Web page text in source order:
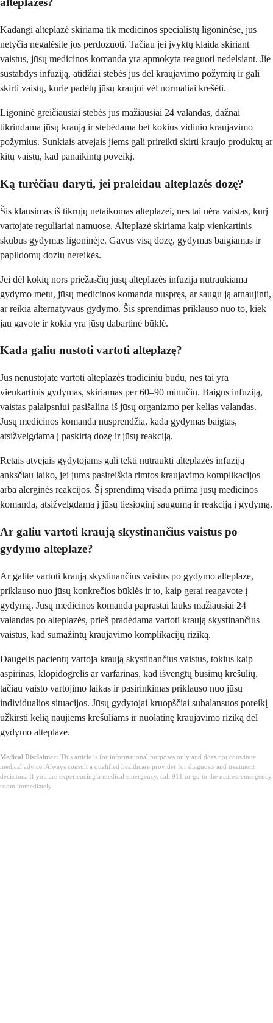
Kadangi alteplazė skiriama tik medicinos specialistų ligoninėse, jūs
netyčia negalėsite jos perdozuoti. Tačiau jei įvyktų klaida skiriant
vaistus, jūsų medicinos komanda yra apmokyta reaguoti nedelsiant. Jie
sustabdys infuziją, atidžiai stebės jus dėl kraujavimo požymių ir gali
skirti vaistų, kurie padėtų jūsų kraujui vėl normaliai krešėti.
Ligoninė greičiausiai stebės jus mažiausiai 24 valandas, dažnai
tikrindama jūsų kraują ir stebėdama bet kokius vidinio kraujavimo
požymius. Sunkiais atvejais jiems gali prireikti skirti kraujo produktų ar
kitų vaistų, kad panaikintų poveikį.
Ką turėčiau daryti, jei praleidau alteplazės dozę?
Šis klausimas iš tikrųjų netaikomas alteplazei, nes tai nėra vaistas, kurį
vartojate reguliariai namuose. Alteplazė skiriama kaip vienkartinis
skubus gydymas ligoninėje. Gavus visą dozę, gydymas baigiamas ir
papildomų dozių nereikės.
Jei dėl kokių nors priežasčių jūsų alteplazės infuzija nutraukiama
gydymo metu, jūsų medicinos komanda nuspręs, ar saugu ją atnaujinti,
ar reikia alternatyvaus gydymo. Šis sprendimas priklauso nuo to, kiek
jau gavote ir kokia yra jūsų dabartinė būklė.
Kada galiu nustoti vartoti alteplazę?
Jūs nenustojate vartoti alteplazės tradiciniu būdu, nes tai yra
vienkartinis gydymas, skiriamas per 60–90 minučių. Baigus infuziją,
vaistas palaipsniui pasišalina iš jūsų organizmo per kelias valandas.
Jūsų medicinos komanda nusprendžia, kada gydymas baigtas,
atsižvelgdama į paskirtą dozę ir jūsų reakciją.
Retais atvejais gydytojams gali tekti nutraukti alteplazės infuziją
anksčiau laiko, jei jums pasireiškia rimtos kraujavimo komplikacijos
arba alerginės reakcijos. Šį sprendimą visada priima jūsų medicinos
komanda, atsižvelgdama į jūsų tiesioginį saugumą ir reakciją į gydymą.
Ar galiu vartoti kraują skystinančius vaistus po
gydymo alteplaze?
Ar galite vartoti kraują skystinančius vaistus po gydymo alteplaze,
priklauso nuo jūsų konkrečios būklės ir to, kaip gerai reagavote į
gydymą. Jūsų medicinos komanda paprastai lauks mažiausiai 24
valandas po alteplazės, prieš pradėdama vartoti kraują skystinančius
vaistus, kad sumažintų kraujavimo komplikacijų riziką.
Daugelis pacientų vartoja kraują skystinančius vaistus, tokius kaip
aspirinas, klopidogrelis ar varfarinas, kad išvengtų būsimų krešulių,
tačiau vaisto vartojimo laikas ir pasirinkimas priklauso nuo jūsų
individualios situacijos. Jūsų gydytojai kruopščiai subalansuos poreikį
užkirsti kelią naujiems krešuliams ir nuolatinę kraujavimo riziką dėl
gydymo alteplaze.
Medical Disclaimer: This article is for informational purposes only and does not constitute
medical advice. Always consult a qualified healthcare provider for diagnosis and treatment
decisions. If you are experiencing a medical emergency, call 911 or go to the nearest emergency
room immediately.